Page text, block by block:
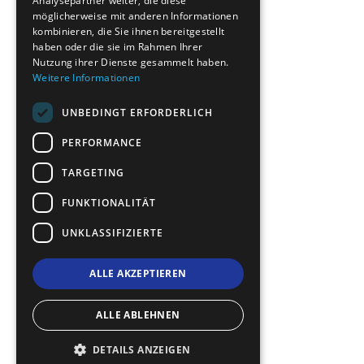
ROMANIAN
TURKISH
möglicherweise mit anderen Informationen
kombinieren, die Sie ihnen bereitgestellt
haben oder die sie im Rahmen Ihrer
Nutzung ihrer Dienste gesammelt haben.
Weitere Informationen
UNBEDINGT ERFORDERLICH
PERFORMANCE
TARGETING
FUNKTIONALITÄT
UNKLASSIFIZIERTE
ALLE AKZEPTIEREN
ALLE ABLEHNEN
DETAILS ANZEIGEN